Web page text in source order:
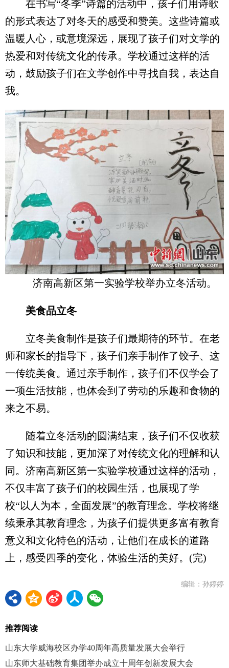
在书写“冬季”诗篇的活动中，孩子们用诗歌
的形式表达了对冬天的感受和赞美。这些诗篇或
温暖人心，或意境深远，展现了孩子们对文学的
热爱和对传统文化的传承。学校通过这样的活
动，鼓励孩子们在文学创作中寻找自我，表达自
我。
济南高新区第一实验学校举办立冬活动。
美食品立冬
立冬美食制作是孩子们最期待的环节。在老
师和家长的指导下，孩子们亲手制作了饺子、这
一传统美食。通过亲手制作，孩子们不仅学会了
一项生活技能，也体会到了劳动的乐趣和食物的
来之不易。
随着立冬活动的圆满结束，孩子们不仅收获
了知识和技能，更加深了对传统文化的理解和认
同。济南高新区第一实验学校通过这样的活动，
不仅丰富了孩子们的校园生活，也展现了学
校“以人为本，全面发展”的教育理念。学校将继
续秉承其教育理念，为孩子们提供更多富有教育
意义和文化特色的活动，让他们在成长的道路
上，感受四季的变化，体验生活的美好。(完)
编辑：孙婷婷
推荐阅读
山东大学威海校区办学40周年高质量发展大会举行
山东师大基础教育集团举办成立十周年创新发展大会